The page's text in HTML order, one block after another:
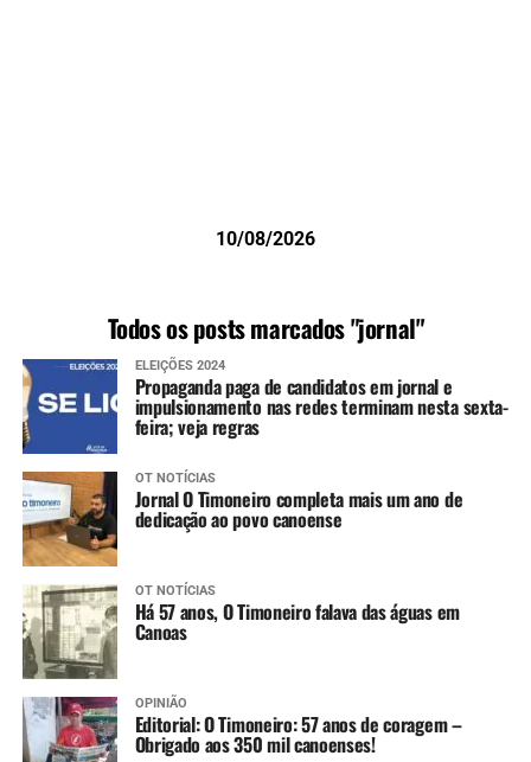
10/08/2026
Todos os posts marcados "jornal"
ELEIÇÕES 2024
Propaganda paga de candidatos em jornal e
impulsionamento nas redes terminam nesta sexta-
feira; veja regras
OT NOTÍCIAS
Jornal O Timoneiro completa mais um ano de
dedicação ao povo canoense
OT NOTÍCIAS
Há 57 anos, O Timoneiro falava das águas em
Canoas
OPINIÃO
Editorial: O Timoneiro: 57 anos de coragem –
Obrigado aos 350 mil canoenses!